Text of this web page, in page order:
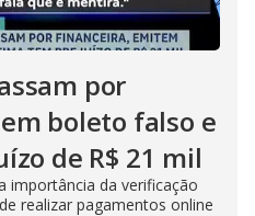
por
boleto falso e
de R$ 21 mil
importância da verificação
realizar pagamentos online